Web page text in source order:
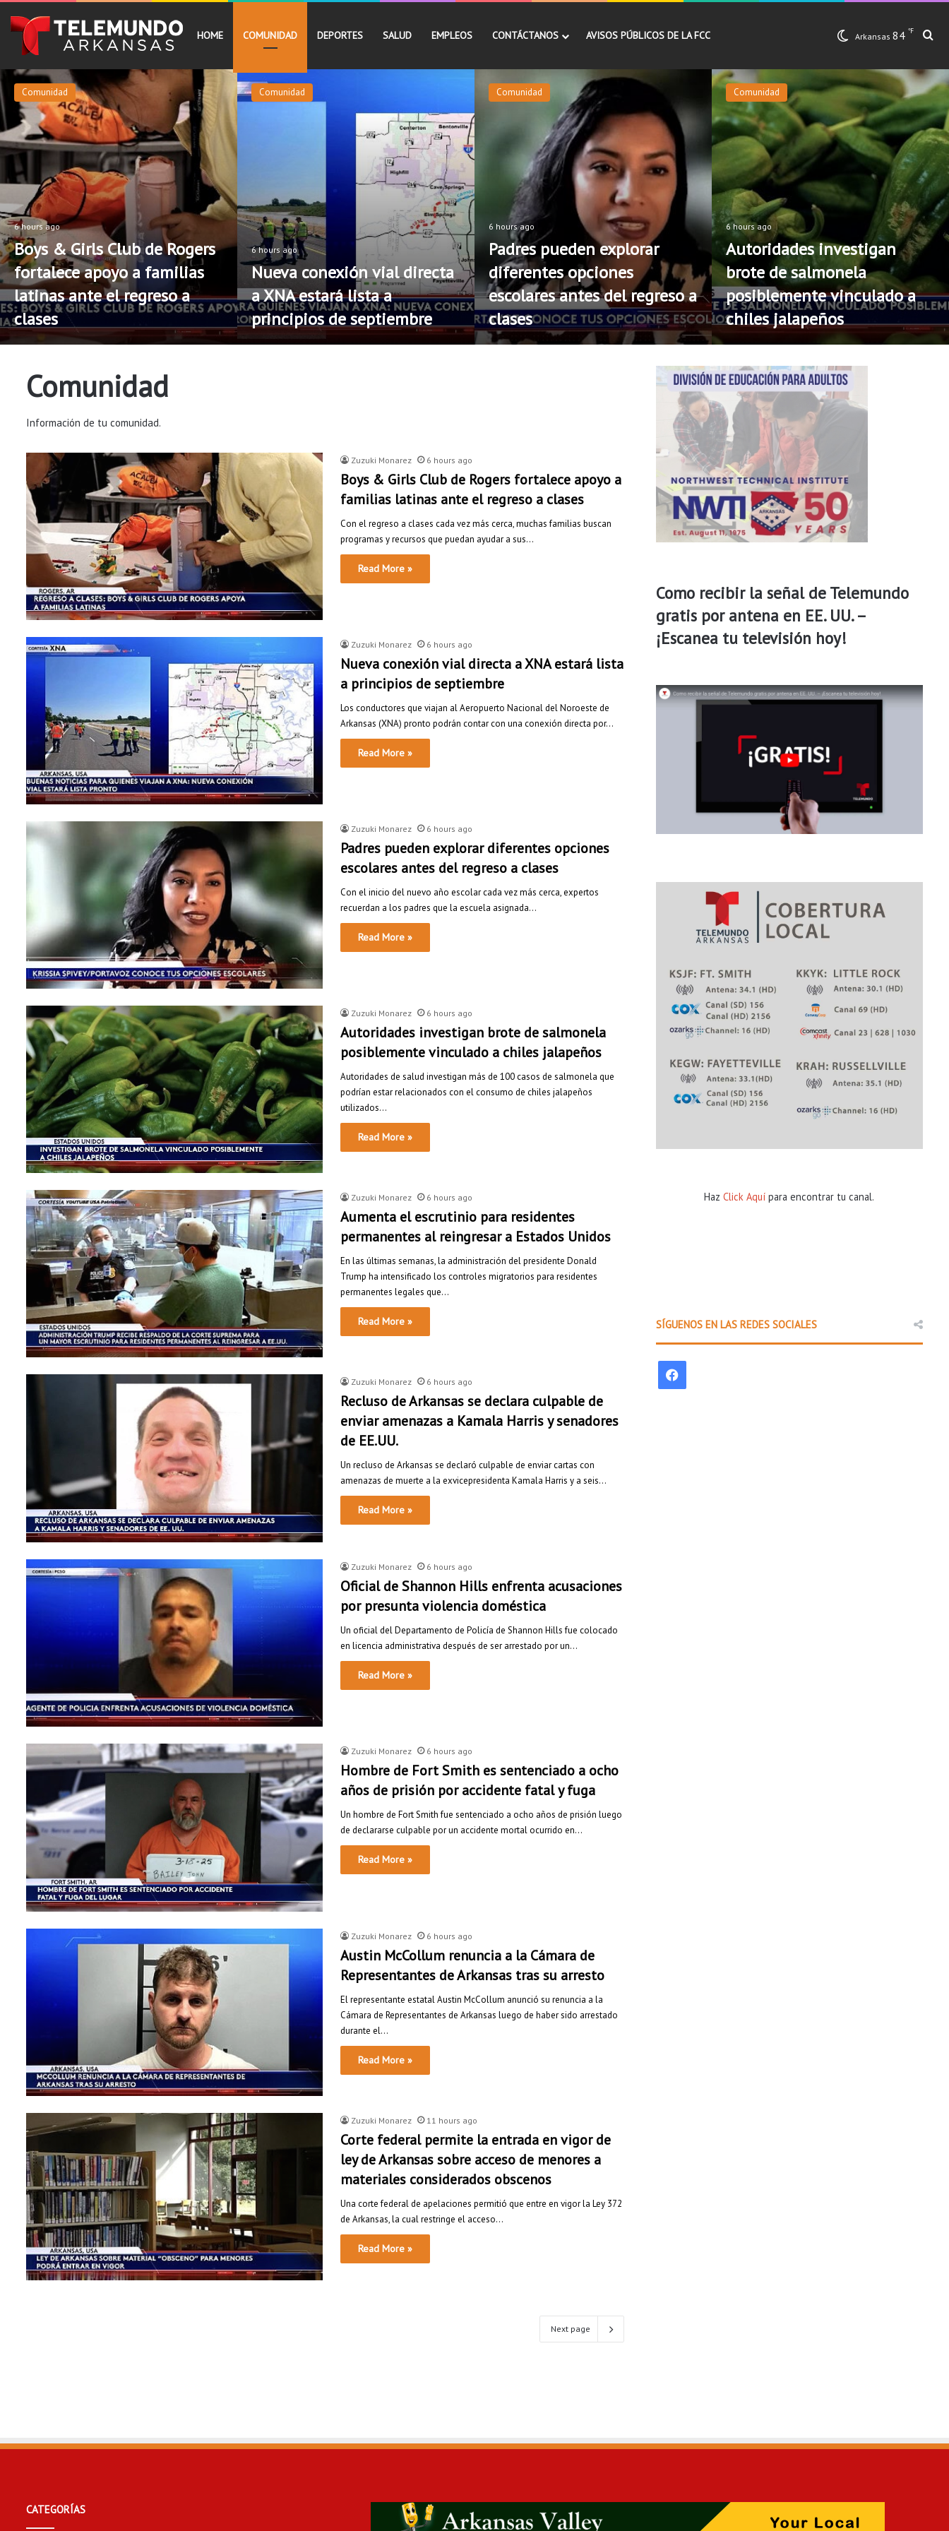
HOME COMUNIDAD DEPORTES SALUD EMPLEOS CONTÁCTANOS AVISOS PÚBLICOS DE LA FCC Arkansas 84 ℉
Comunidad
6 hours ago
Boys & Girls Club de Rogers
fortalece apoyo a familias
latinas ante el regreso a
clases
Comunidad
6 hours ago
Nueva conexión vial directa
a XNA estará lista a
principios de septiembre
Comunidad
6 hours ago
Padres pueden explorar
diferentes opciones
escolares antes del regreso a
clases
Comunidad
6 hours ago
Autoridades investigan
brote de salmonela
posiblemente vinculado a
chiles jalapeños
Comunidad
Información de tu comunidad.
Zuzuki Monarez 6 hours ago
Boys & Girls Club de Rogers fortalece apoyo a
familias latinas ante el regreso a clases
Con el regreso a clases cada vez más cerca, muchas familias buscan
programas y recursos que puedan ayudar a sus…
Read More »
Zuzuki Monarez 6 hours ago
Nueva conexión vial directa a XNA estará lista
a principios de septiembre
Los conductores que viajan al Aeropuerto Nacional del Noroeste de
Arkansas (XNA) pronto podrán contar con una conexión directa por…
Read More »
Zuzuki Monarez 6 hours ago
Padres pueden explorar diferentes opciones
escolares antes del regreso a clases
Con el inicio del nuevo año escolar cada vez más cerca, expertos
recuerdan a los padres que la escuela asignada…
Read More »
Zuzuki Monarez 6 hours ago
Autoridades investigan brote de salmonela
posiblemente vinculado a chiles jalapeños
Autoridades de salud investigan más de 100 casos de salmonela que
podrían estar relacionados con el consumo de chiles jalapeños
utilizados…
Read More »
Zuzuki Monarez 6 hours ago
Aumenta el escrutinio para residentes
permanentes al reingresar a Estados Unidos
En las últimas semanas, la administración del presidente Donald
Trump ha intensificado los controles migratorios para residentes
permanentes legales que…
Read More »
Zuzuki Monarez 6 hours ago
Recluso de Arkansas se declara culpable de
enviar amenazas a Kamala Harris y senadores
de EE.UU.
Un recluso de Arkansas se declaró culpable de enviar cartas con
amenazas de muerte a la exvicepresidenta Kamala Harris y a seis…
Read More »
Zuzuki Monarez 6 hours ago
Oficial de Shannon Hills enfrenta acusaciones
por presunta violencia doméstica
Un oficial del Departamento de Policía de Shannon Hills fue colocado
en licencia administrativa después de ser arrestado por un…
Read More »
Zuzuki Monarez 6 hours ago
Hombre de Fort Smith es sentenciado a ocho
años de prisión por accidente fatal y fuga
Un hombre de Fort Smith fue sentenciado a ocho años de prisión luego
de declararse culpable por un accidente mortal ocurrido en…
Read More »
Zuzuki Monarez 6 hours ago
Austin McCollum renuncia a la Cámara de
Representantes de Arkansas tras su arresto
El representante estatal Austin McCollum anunció su renuncia a la
Cámara de Representantes de Arkansas luego de haber sido arrestado
durante el…
Read More »
Zuzuki Monarez 11 hours ago
Corte federal permite la entrada en vigor de
ley de Arkansas sobre acceso de menores a
materiales considerados obscenos
Una corte federal de apelaciones permitió que entre en vigor la Ley 372
de Arkansas, la cual restringe el acceso…
Read More »
Next page
Como recibir la señal de Telemundo
gratis por antena en EE. UU. –
¡Escanea tu televisión hoy!
HazClick Aquí para encontrar tu canal.
SÍGUENOS EN LAS REDES SOCIALES
F
CATEGORÍAS